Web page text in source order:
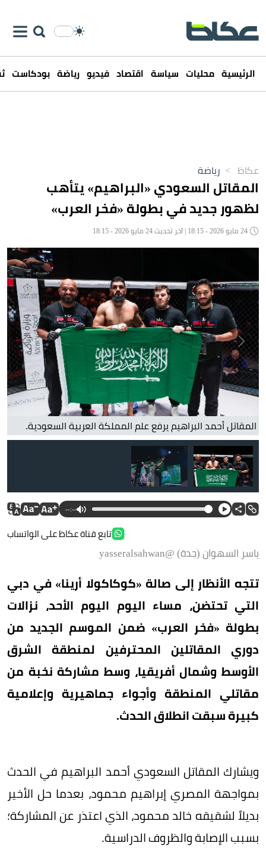
الرئيسية محليات سياسة اقتصاد فيديو رياضة بودكاست
عكاظ > رياضة
المقاتل السعودي «البراهيم» يتأهب
لظهور جديد في بطولة «فخر العرب»
المقاتل أحمد البراهيم.
--:--
تابع قناة عكاظ على الواتساب
ياسر السهوان (جدة) @yasseralsahwan
تتجه الأنظار إلى صالة «كوكاكولا أرينا» في دبي
التي تحتضن، مساء اليوم اليوم الأحد، نزالات
بطولة «فخر العرب» ضمن الموسم الجديد من
دوري المقاتلين المحترفين لمنطقة الشرق
الأوسط وشمال أفريقيا، وسط مشاركة نخبة من
مقاتلي المنطقة وأجواء جماهيرية وإعلامية
كبيرة سبقت انطلاق الحدث.
ويشارك المقاتل السعودي أحمد البراهيم في الحدث
بمواجهة المصري إبراهيم محمود، بعدما حل الأخير
بديلاً لشقيقه خالد محمود، الذي اعتذر عن المشاركة؛
بسبب الإصابة والظروف الدراسية.